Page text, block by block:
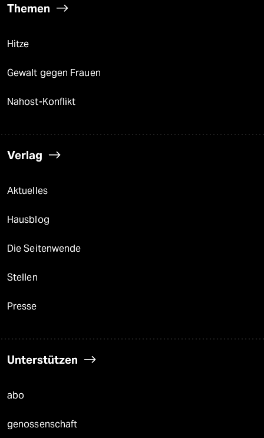
Themen
Hitze
Gewalt gegen Frauen
Nahost-Konflikt
Verlag
Aktuelles
Hausblog
Die Seitenwende
Stellen
Presse
Unterstützen
abo
genossenschaft